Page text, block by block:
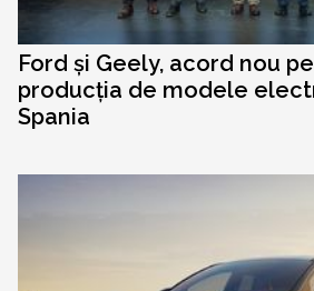
Ford și Geely, acord nou
producția de modele
Spania